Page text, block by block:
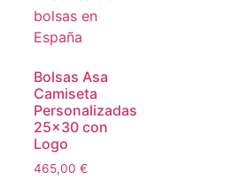
Bolsas Asa
Camiseta
Personalizadas
25×30 con
Logo
465,00 €